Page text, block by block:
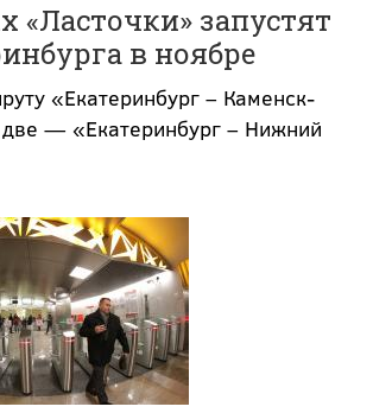
«Ласточки» запустят
в ноябре
«Екатеринбург – Каменск-
— «Екатеринбург – Нижний